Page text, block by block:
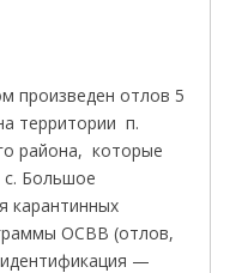
произведен отлов 5
территории п.
района, которые
Большое
карантинных
ОСВВ (отлов,
идентификация —